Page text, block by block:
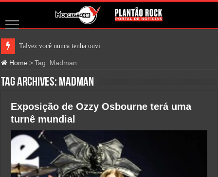
Talvez você nunca tenha ouvido fa
Home > Tag: Madman
Tag Archives: Madman
Exposição de Ozzy Osbourne terá uma
turnê mundial